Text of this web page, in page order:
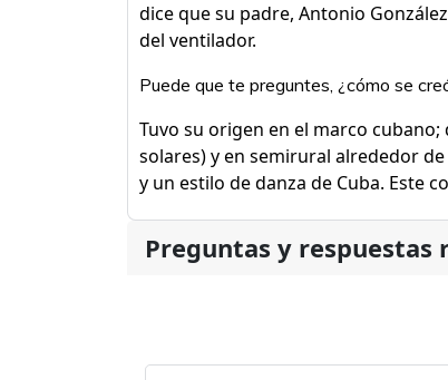
dice que su padre, Antonio
del ventilador.
Puede que te preguntes, ¿cómo se
Tuvo su origen en el marco
solares) y en semirural alrededor
y un estilo de danza de Cuba. Este
Preguntas y respuestas